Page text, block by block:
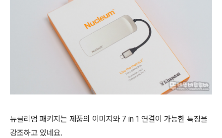
뉴클리엄 패키지는 제품의 이미지와 7 in 1 연결이 가능한 특징을
강조하고 있네요.